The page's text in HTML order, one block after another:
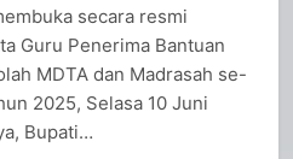
secara resmi
Guru Penerima Bantuan
MDTA dan Madrasah se-
2025, Selasa 10 Juni
Bupati…